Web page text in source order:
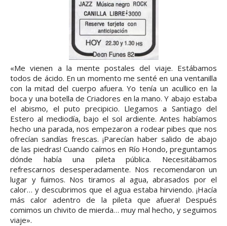
«Me vienen a la mente postales del viaje. Estábamos
todos de ácido. En un momento me senté en una ventanilla
con la mitad del cuerpo afuera. Yo tenía un acullico en la
boca y una botella de Criadores en la mano. Y abajo estaba
el abismo, el puto precipicio. Llegamos a Santiago del
Estero al mediodía, bajo el sol ardiente. Antes habíamos
hecho una parada, nos empezaron a rodear pibes que nos
ofrecían sandías frescas. ¡Parecían haber salido de abajo
de las piedras! Cuando caímos en Río Hondo, preguntamos
dónde había una pileta pública. Necesitábamos
refrescarnos desesperadamente. Nos recomendaron un
lugar y fuimos. Nos tiramos al agua, abrasados por el
calor… y descubrimos que el agua estaba hirviendo. ¡Hacía
más calor adentro de la pileta que afuera! Después
comimos un chivito de mierda… muy mal hecho, y seguimos
viaje».